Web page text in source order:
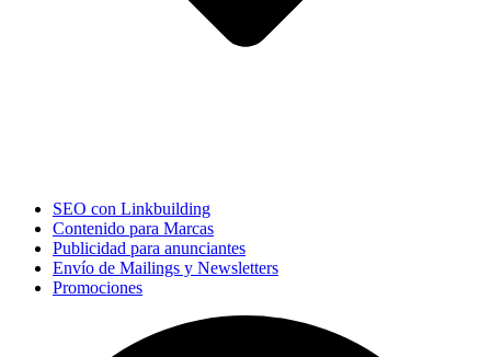
SEO con Linkbuilding
Contenido para Marcas
Publicidad para anunciantes
Envío de Mailings y Newsletters
Promociones